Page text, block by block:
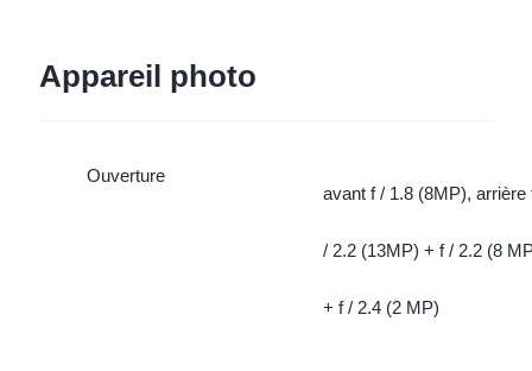
Appareil photo
Ouverture
avant f / 1.8 (8MP), arrière
/ 2.2 (13MP) + f / 2.2 (8
+ f / 2.4 (2 MP)